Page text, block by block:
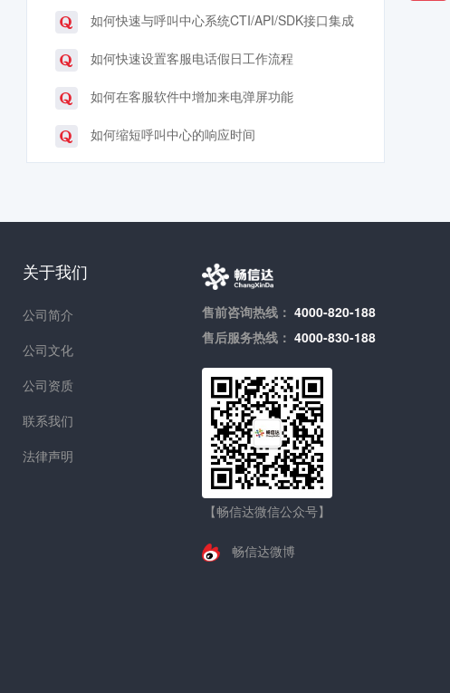
如何快速与呼叫中心系统CTI/API/SDK接口集成
如何快速设置客服电话假日工作流程
如何在客服软件中增加来电弹屏功能
如何缩短呼叫中心的响应时间
关于我们
公司简介
公司文化
公司资质
联系我们
法律声明
售前咨询热线： 4000-820-188
售后服务热线： 4000-830-188
【畅信达微信公众号】
畅信达微博